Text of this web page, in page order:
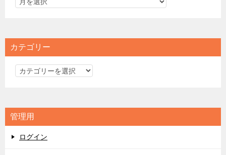
カテゴリー
カ
リ
ー
管理用
ログイン